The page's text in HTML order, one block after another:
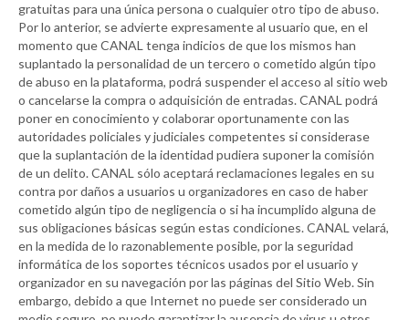
gratuitas para una única persona o cualquier otro tipo de abuso.
Por lo anterior, se advierte expresamente al usuario que, en el
momento queCANAL tenga indicios de que los mismos han
suplantado la personalidad de un tercero o cometido algún tipo
de abuso en la plataforma, podrá suspender el acceso al sitio web
o cancelarse la compra o adquisición de entradas.CANAL podrá
poner en conocimiento y colaborar oportunamente con las
autoridades policiales y judiciales competentes si considerase
que la suplantación de la identidad pudiera suponer la comisión
de un delito.CANAL sólo aceptará reclamaciones legales en su
contra por daños a usuarios u organizadores en caso de haber
cometido algún tipo de negligencia o si ha incumplido alguna de
sus obligaciones básicas según estas condiciones.CANAL velará,
en la medida de lo razonablemente posible, por la seguridad
informática de los soportes técnicos usados por el usuario y
organizador en su navegación por las páginas del Sitio Web. Sin
embargo, debido a que Internet no puede ser considerado un